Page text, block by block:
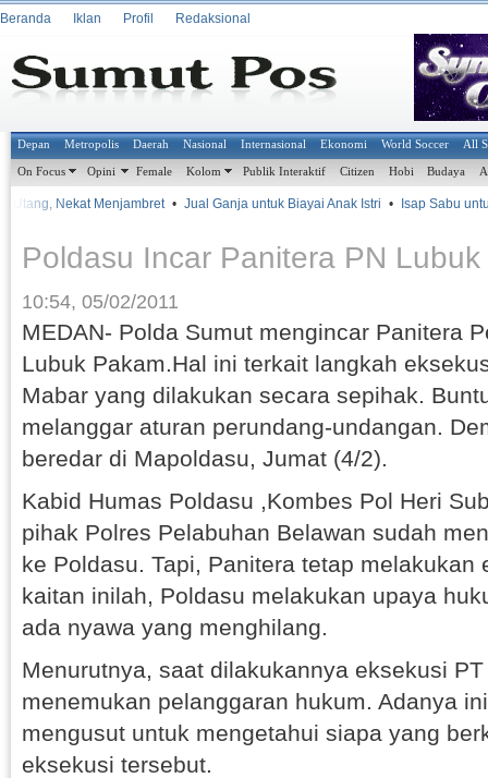
Beranda Iklan Profil Redaksional
Depan Metropolis Daerah Nasional Internasional Ekonomi World Soccer All
On Focus Opini Female Kolom Publik Interaktif Citizen Hobi Budaya
Utang, Nekat Menjambret • Jual Ganja untuk Biayai Anak Istri • Isap Sabu
Poldasu Incar Panitera PN
10:54, 05/02/2011
MEDAN- Polda Sumut mengincar Panitera
Lubuk Pakam.Hal ini terkait langkah
Mabar yang dilakukan secara sepihak.
melanggar aturan perundang-undangan.
beredar di Mapoldasu, Jumat (4/2).
Kabid Humas Poldasu ,Kombes Pol Heri
pihak Polres Pelabuhan Belawan sudah
ke Poldasu. Tapi, Panitera tetap melakukan
kaitan inilah, Poldasu melakukan upaya
ada nyawa yang menghilang.
Menurutnya, saat dilakukannya eksekusi
menemukan pelanggaran hukum. Adanya
mengusut untuk mengetahui siapa yang
eksekusi tersebut.